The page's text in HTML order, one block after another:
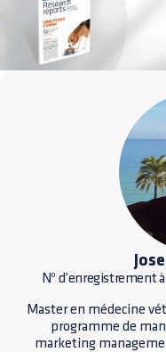
Nº d’enregistrement
Master en médecine
programme de
marketing